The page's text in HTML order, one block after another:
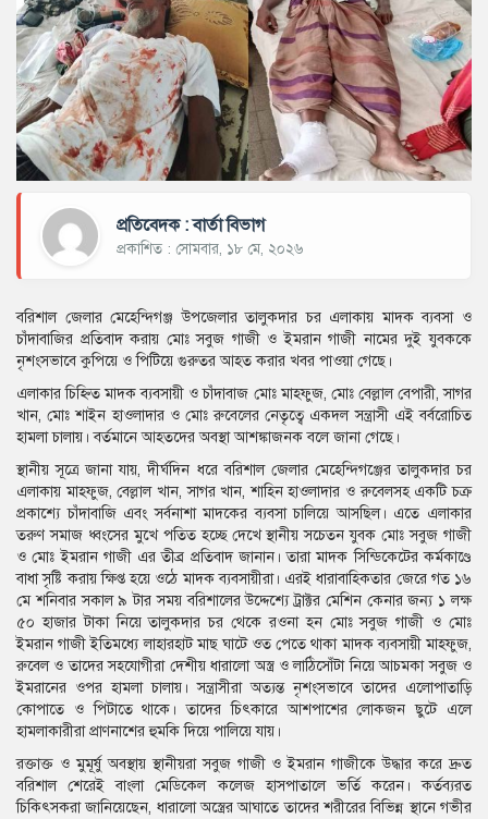
প্রতিবেদক : বার্তা বিভাগ
প্রকাশিত : সোমবার, ১৮ মে, ২০২৬
বরিশাল জেলার মেহেন্দিগঞ্জ উপজেলার তালুকদার চর এলাকায় মাদক ব্যবসা ও
চাঁদাবাজির প্রতিবাদ করায় মোঃ সবুজ গাজী ও ইমরান গাজী নামের দুই যুবককে
নৃশংসভাবে কুপিয়ে ও পিটিয়ে গুরুতর আহত করার খবর পাওয়া গেছে।
এলাকার চিহ্নিত মাদক ব্যবসায়ী ও চাঁদাবাজ মোঃ মাহফুজ, মোঃ বেল্লাল বেপারী, সাগর
খান, মোঃ শাইন হাওলাদার ও মোঃ রুবেলের নেতৃত্বে একদল সন্ত্রাসী এই বর্বরোচিত
হামলা চালায়। বর্তমানে আহতদের অবস্থা আশঙ্কাজনক বলে জানা গেছে।
স্থানীয় সূত্রে জানা যায়, দীর্ঘদিন ধরে বরিশাল জেলার মেহেন্দিগঞ্জের তালুকদার চর
এলাকায় মাহফুজ, বেল্লাল খান, সাগর খান, শাহিন হাওলাদার ও রুবেলসহ একটি চক্র
প্রকাশ্যে চাঁদাবাজি এবং সর্বনাশা মাদকের ব্যবসা চালিয়ে আসছিল। এতে এলাকার
তরুণ সমাজ ধ্বংসের মুখে পতিত হচ্ছে দেখে স্থানীয় সচেতন যুবক মোঃ সবুজ গাজী
ও মোঃ ইমরান গাজী এর তীব্র প্রতিবাদ জানান। তারা মাদক সিন্ডিকেটের কর্মকাণ্ডে
বাধা সৃষ্টি করায় ক্ষিপ্ত হয়ে ওঠে মাদক ব্যবসায়ীরা। এরই ধারাবাহিকতার জেরে গত ১৬
মে শনিবার সকাল ৯ টার সময় বরিশালের উদ্দেশ্যে ট্রাক্টর মেশিন কেনার জন্য ১ লক্ষ
৫০ হাজার টাকা নিয়ে তালুকদার চর থেকে রওনা হন মোঃ সবুজ গাজী ও মোঃ
ইমরান গাজী ইতিমধ্যে লাহারহাট মাছ ঘাটে ওত পেতে থাকা মাদক ব্যবসায়ী মাহফুজ,
রুবেল ও তাদের সহযোগীরা দেশীয় ধারালো অস্ত্র ও লাঠিসোঁটা নিয়ে আচমকা সবুজ ও
ইমরানের ওপর হামলা চালায়। সন্ত্রাসীরা অত্যন্ত নৃশংসভাবে তাদের এলোপাতাড়ি
কোপাতে ও পিটাতে থাকে। তাদের চিৎকারে আশপাশের লোকজন ছুটে এলে
হামলাকারীরা প্রাণনাশের হুমকি দিয়ে পালিয়ে যায়।
রক্তাক্ত ও মুমূর্ষু অবস্থায় স্থানীয়রা সবুজ গাজী ও ইমরান গাজীকে উদ্ধার করে দ্রুত
বরিশাল শেরেই বাংলা মেডিকেল কলেজ হাসপাতালে ভর্তি করেন। কর্তব্যরত
চিকিৎসকরা জানিয়েছেন, ধারালো অস্ত্রের আঘাতে তাদের শরীরের বিভিন্ন স্থানে গভীর